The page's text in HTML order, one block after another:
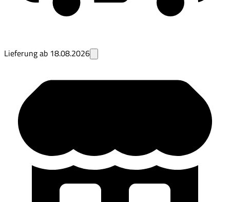
Lieferung ab 18.08.2026